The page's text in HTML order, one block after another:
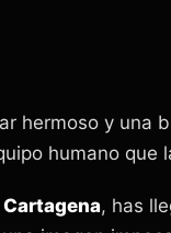
hermoso y una
humano que
, has